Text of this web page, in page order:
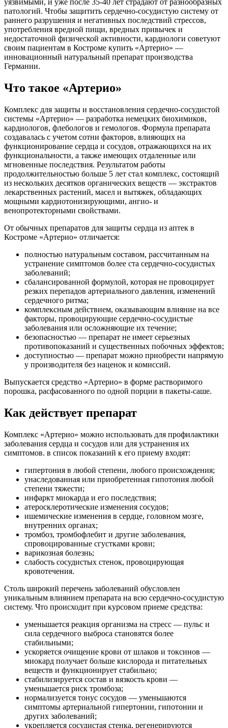
уязвимыми, и уже после 35-40 лет страдают от разнообразных
патологий. Чтобы защитить сердечно-сосудистую систему от
раннего разрушения и негативных последствий стрессов,
употребления вредной пищи, вредных привычек и
недостаточной физической активности, кардиологи советуют
своим пациентам в Костроме купить «Артерио» —
инновационный натуральный препарат производства
Германии.
Что такое «Артерио»
Комплекс для защиты и восстановления сердечно-сосудистой
системы «Артерио» — разработка немецких биохимиков,
кардиологов, флебологов и гемологов. Формула препарата
создавалась с учетом сотни факторов, влияющих на
функционирование сердца и сосудов, отражающихся на их
функциональности, а также имеющих отдаленные или
мгновенные последствия. Результатом работы
продолжительностью больше 5 лет стал комплекс, состоящий
из нескольких десятков органических веществ — экстрактов
лекарственных растений, масел и вытяжек, обладающих
мощными кардиотонизирующими, ангио- и
венопротекторными свойствами.
От обычных препаратов для защиты сердца из аптек в
Костроме «Артерио» отличается:
полностью натуральным составом, рассчитанным на
устранение симптомов более ста сердечно-сосудистых
заболеваний;
сбалансированной формулой, которая не провоцирует
резких перепадов артериального давления, изменений
сердечного ритма;
комплексным действием, оказывающим влияние на все
факторы, провоцирующие сердечно-сосудистые
заболевания или осложняющие их течение;
безопасностью — препарат не имеет серьезных
противопоказаний и существенных побочных эффектов;
доступностью — препарат можно приобрести напрямую
у производителя без наценок и комиссий.
Выпускается средство «Артерио» в форме растворимого
порошка, расфасованного по одной порции в пакеты-саше.
Как действует препарат
Комплекс «Артерио» можно использовать для профилактики
заболевания сердца и сосудов или для устранения их
симптомов. в список показаний к его приему входят:
гипертония в любой степени, любого происхождения;
унаследованная или приобретенная гипотония любой
степени тяжести;
инфаркт миокарда и его последствия;
атеросклеротические изменения сосудов;
ишемические изменения в сердце, головном мозге,
внутренних органах;
тромбоз, тромбофлебит и другие заболевания,
спровоцированные сгустками крови;
варикозная болезнь;
слабость сосудистых стенок, провоцирующая
кровотечения.
Столь широкий перечень заболеваний обусловлен
уникальным влиянием препарата на всю сердечно-сосудистую
систему. Что происходит при курсовом приеме средства:
уменьшается реакция организма на стресс — пульс и
сила сердечного выброса становятся более
стабильными;
ускоряется очищение крови от шлаков и токсинов —
миокард получает больше кислорода и питательных
веществ и функционирует стабильно;
стабилизируется состав и вязкость крови —
уменьшается риск тромбоза;
нормализуется тонус сосудов — уменьшаются
симптомы артериальной гипертонии, гипотонии и
других заболеваний;
укрепляется сосудистая стенка, регенерируются